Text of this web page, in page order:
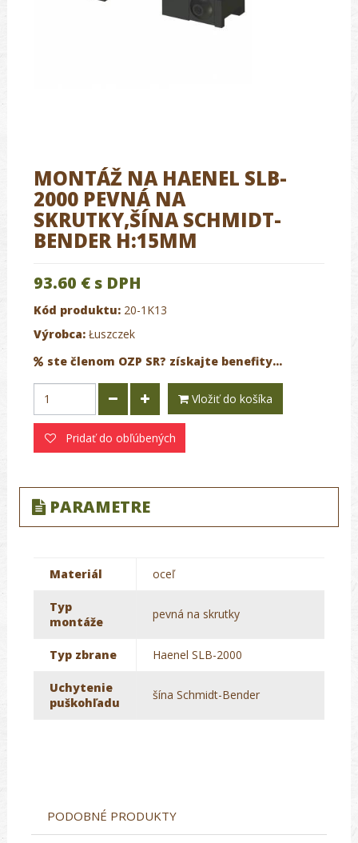
MONTÁŽ NA HAENEL SLB-
2000 PEVNÁ NA
SKRUTKY,ŠÍNA SCHMIDT-
BENDER H:15MM
93.60 € s DPH
Kód produktu: 20-1K13
Výrobca: Łuszczek
ste členom OZP SR? získajte benefity...
Vložiť do košíka
Pridať do obľúbených
PARAMETRE
Materiál oceľ
Typ
montáže
pevná na skrutky
Typ zbrane Haenel SLB-2000
Uchytenie
puškohľadu
šína Schmidt-Bender
PODOBNÉ PRODUKTY